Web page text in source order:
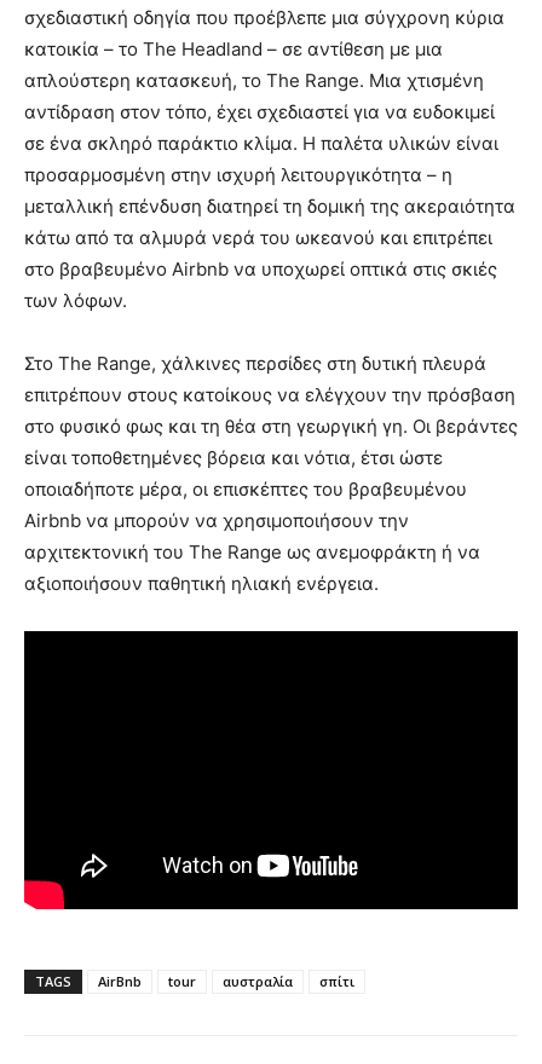
σχεδιαστική οδηγία που προέβλεπε μια σύγχρονη κύρια
κατοικία – το The Headland – σε αντίθεση με μια
απλούστερη κατασκευή, το The Range. Μια χτισμένη
αντίδραση στον τόπο, έχει σχεδιαστεί για να ευδοκιμεί
σε ένα σκληρό παράκτιο κλίμα. Η παλέτα υλικών είναι
προσαρμοσμένη στην ισχυρή λειτουργικότητα – η
μεταλλική επένδυση διατηρεί τη δομική της ακεραιότητα
κάτω από τα αλμυρά νερά του ωκεανού και επιτρέπει
στο βραβευμένο Airbnb να υποχωρεί οπτικά στις σκιές
των λόφων.
Στο The Range, χάλκινες περσίδες στη δυτική πλευρά
επιτρέπουν στους κατοίκους να ελέγχουν την πρόσβαση
στο φυσικό φως και τη θέα στη γεωργική γη. Οι βεράντες
είναι τοποθετημένες βόρεια και νότια, έτσι ώστε
οποιαδήποτε μέρα, οι επισκέπτες του βραβευμένου
Airbnb να μπορούν να χρησιμοποιήσουν την
αρχιτεκτονική του The Range ως ανεμοφράκτη ή να
αξιοποιήσουν παθητική ηλιακή ενέργεια.
TAGS AirBnb tour αυστραλία σπίτι